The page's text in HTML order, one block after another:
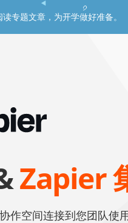
读专题文章，为开学做好准备。
Zapier
作空间连接到您团队使